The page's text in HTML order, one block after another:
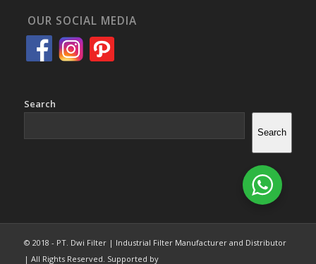
OUR SOCIAL MEDIA
Search
Search
© 2018 - PT. Dwi Filter | Industrial Filter Manufacturer and Distributor
| All Rights Reserved. Supported by